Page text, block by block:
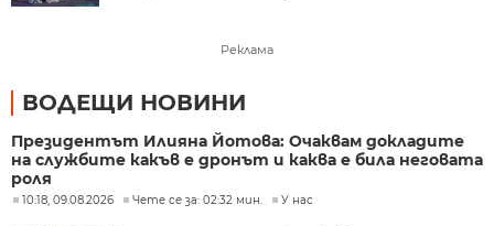
Реклама
ВОДЕЩИ НОВИНИ
Президентът Илияна Йотова: Очаквам докладите
на службите какъв е дронът и каква е била неговата
роля
10:18, 09.08.2026 Чете се за: 02:32 мин. У нас